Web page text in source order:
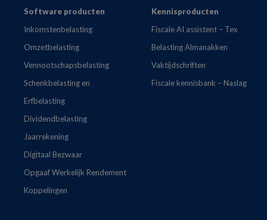
FooterSoftware producten
Inkomstenbelasting
Omzetbelasting
Vennootschapsbelasting
Schenkbelasting en
Erfbelasting
Dividendbelasting
Jaarrekening
Digitaal Bezwaar
Opgaaf Werkelijk Rendement
Koppelingen
Kennisproducten
Fiscale AI assistent – Tex
Belasting Almanakken
Vaktijdschriften
Fiscale kennisbank – Naslag